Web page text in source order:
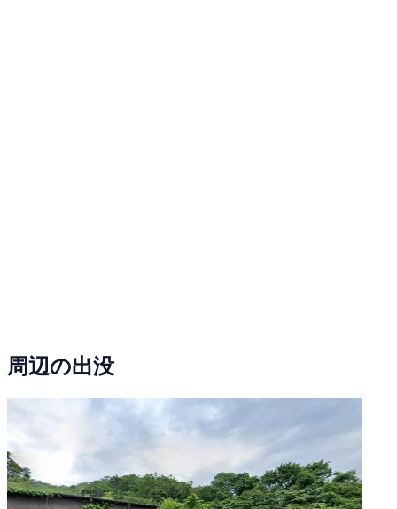
周辺の出没